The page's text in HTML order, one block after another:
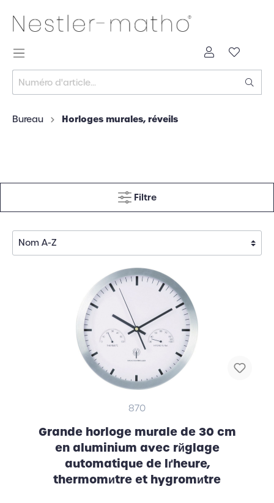
Bureau Horloges murales, réveils
Filtre
870
Grande horloge murale de 30 cm
en aluminium avec rйglage
automatique de lґheure,
thermomиtre et hygromиtre